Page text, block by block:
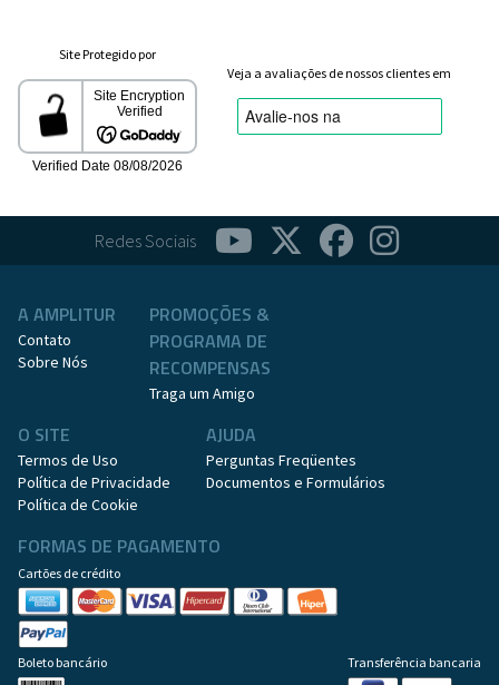
Site Protegido por
Veja a avaliações de nossos clientes em
Redes Sociais
A AMPLITUR
Contato
Sobre Nós
PROMOÇÕES &
PROGRAMA DE
RECOMPENSAS
Traga um Amigo
O SITE
Termos de Uso
Política de Privacidade
Política de Cookie
AJUDA
Perguntas Freqüentes
Documentos e Formulários
FORMAS DE PAGAMENTO
Cartões de crédito
Boleto bancário Transferência bancaria